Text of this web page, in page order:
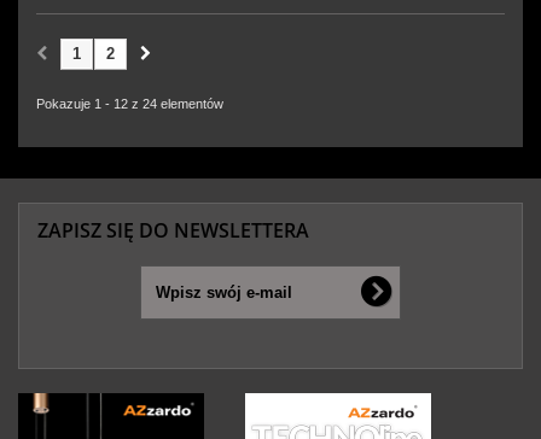
1 2
Pokazuje 1 - 12 z 24 elementów
ZAPISZ SIĘ DO NEWSLETTERA